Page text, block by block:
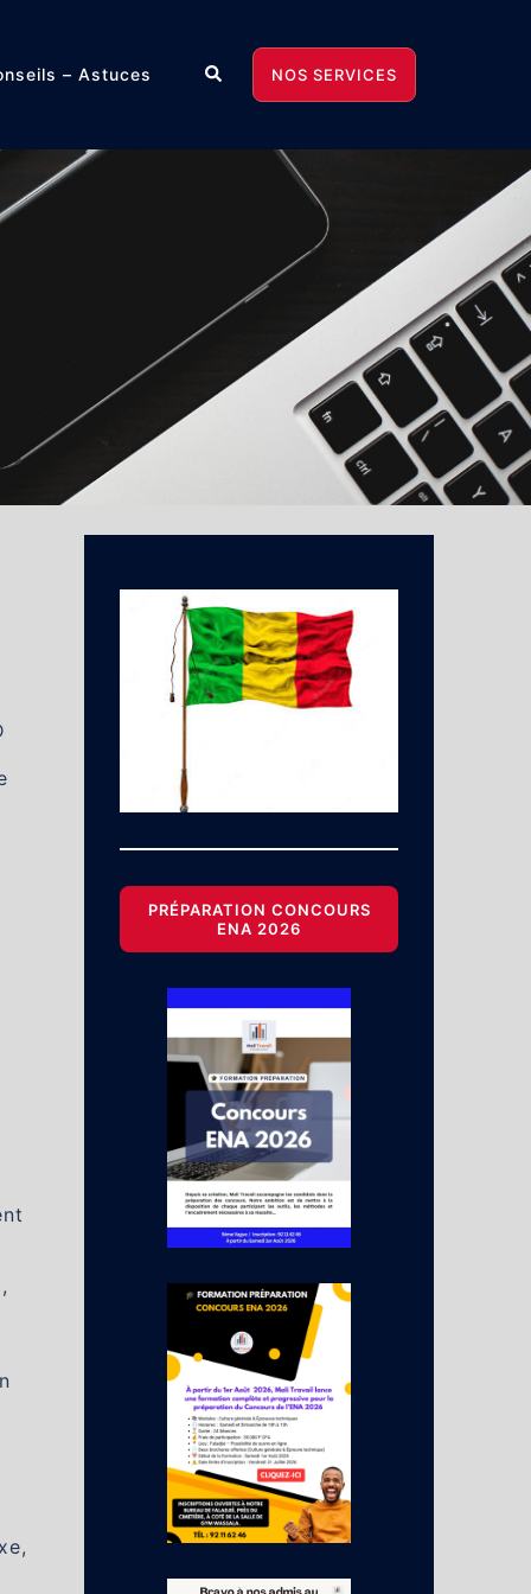
– Astuces RechercherNOS SERVICES
PRÉPARATION CONCOURS
ENA 2026